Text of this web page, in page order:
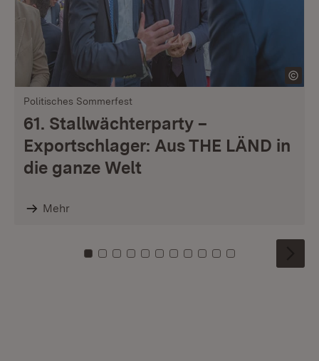
Politisches Sommerfest
61. Stallwächterparty –
Exportschlager: Aus THE LÄND in
die ganze Welt
Mehr
Zu Kachel: 0
Zu Kachel: 1
Zu Kachel: 2
Zu Kachel: 3
Zu Kachel: 4
Zu Kachel: 5
Zu Kachel: 6
Zu Kachel: 7
Zu Kachel: 8
Zu Kachel: 9
Zu Kachel: 10